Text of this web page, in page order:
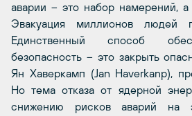
аварии – это набор намерений,
Эвакуация миллионов людей
Единственный способ
безопасность – это закрыть
Ян Хаверкамп (Jan Haverkanp),
Но тема отказа от ядерной
снижению рисков аварий на